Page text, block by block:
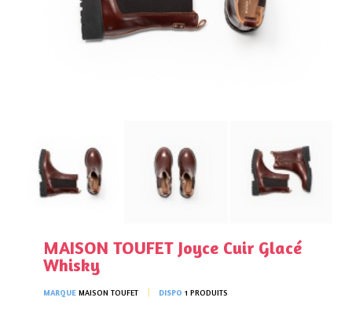
MAISON TOUFET Joyce Cuir Glacé
Whisky
MARQUE MAISON TOUFET DISPO 1 PRODUITS